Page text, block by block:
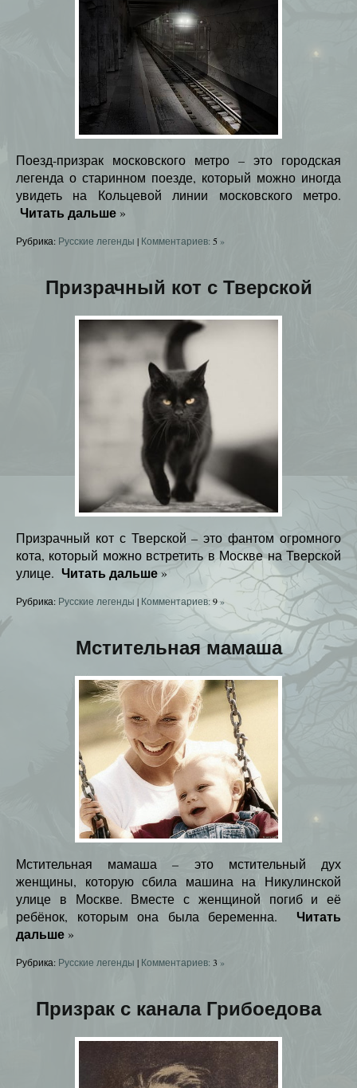
Поезд-призрак московского метро – это городская
легенда о старинном поезде, который можно иногда
увидеть на Кольцевой линии московского метро.
Читать дальше »
Рубрика: Русские легенды | Комментариев: 5 »
Призрачный кот с Тверской
Призрачный кот с Тверской – это фантом огромного
кота, который можно встретить в Москве на Тверской
улице. Читать дальше»
Рубрика: Русские легенды | Комментариев:9»
Мстительная мамаша
Мстительная мамаша – это мстительный дух
женщины, которую сбила машина на Никулинской
улице в Москве. Вместе с женщиной погиб и её
ребёнок, которым она была беременна.
Читать
дальше »
Рубрика: Русские легенды | Комментариев: 3 »
Призрак с канала Грибоедова